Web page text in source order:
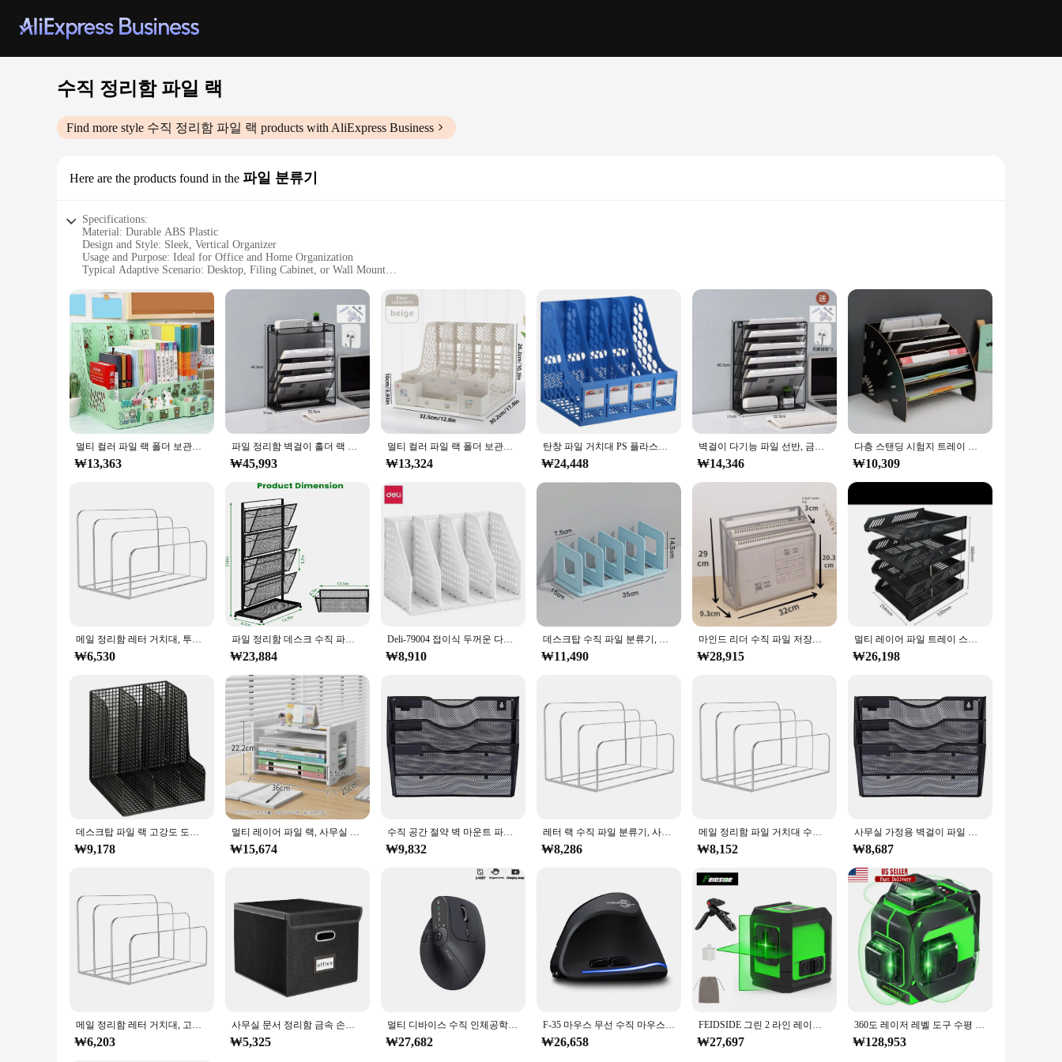
수직 정리함 파일 랙
Find more style 수직 정리함 파일 랙 products with AliExpress Business
Here are the products found in the 파일 분류기
Specifications:
Material: Durable ABS Plastic
Design and Style: Sleek, Vertical Organizer
Usage and Purpose: Ideal for Office and Home Organization
Typical Adaptive Scenario: Desktop, Filing Cabinet, or Wall Mount
Performance and Property: Sturdy and Easy to Assemble
Features:
|Wholesale|Vendors|
**Efficient Space Management**
The 수직 정리함 파일 랙 is a revolutionary addition to any workspace, designed to maximize efficiency and minimize clutter. Its vertical orientation allows for easy access to files, while the compact
size ensures it fits seamlessly on any desk or in any filing cabinet. Whether you're a busy professional or a home office enthusiast, this organizer is your go-to solution for keeping your documents and
files neatly sorted and within reach.
**Versatile and Adaptable**
Not just for office use, this 수직 정리함 파일 랙 is a versatile tool that can be mounted on walls or placed on desks, making it an adaptable addition to any environment. It's perfect for schools,
libraries, or even at home, where you can keep your files organized and easily accessible. Its sleek design complements any decor, making it a stylish addition to your workspace without compromising
on functionality.
Crafted from high-quality ABS plastic, this 수직 정리함 파일 랙 is built to last. It withstands daily use and can handle the weight of multiple files, ensuring your documents are secure and organized.
The easy-to-assemble design means you can set it up in minutes, allowing you to focus on your work without delay. With its sturdy construction and user-friendly features, this file rack is a reliable
choice for both personal and professional use.
멀티 컬러 파일 랙 폴더 보관함, 데스크탑 파일 박스, 다기능 파일 바구니, 다층 선반, 사무실 책꽂이
₩13,363
파일 정리함 벽걸이 홀더 랙 우편 폴더 잡지 사무실 서류 문서 정리기 메쉬 마운트 수직 철 망함
₩45,993
멀티 컬러 파일 랙 폴더 보관함, 데스크탑 파일 박스, 다기능 파일 바구니, 다층 선반, 사무실 책꽂이
₩13,324
탄창 파일 거치대 PS 플라스틱 수직 4 칸 데스크탑 파일북, 노트북 보관 랙, 책상 책장 폴더 정리함
₩24,448
벽걸이 다기능 파일 선반, 금속 5 층 폴더 보관함, 사무실 용품, 책꽂이 탄창 스탠드
₩14,346
다층 스탠딩 시험지 트레이 수직 오거나이저 파일 랙, A4 데이터 저장 랙, 학생 사무실 문구 바인더 폴더
₩10,309
메일 정리함 레터 거치대, 투명 수직 파일 분류기, 책상 정리함, 사무용품, 3 칸
₩6,530
파일 정리함 데스크 수직 파일 폴더 거치대, 스탠딩 메일 정리함, 카운터 탑 페이퍼, 사무실 책상 정리함 및 액세서리
₩23,884
Deli-79004 접이식 두꺼운 다층 파일 프레임, 데이터 파일 저장 상자 랙, 학생 선반, 사무실 용품 문구
₩8,910
데스크탑 수직 파일 분류기, 데스크탑 폴더 정리함, 4 섹션 플라스틱 책장, 조절 가능한 선반 파티션, 옷장 벽, 1PC
₩11,490
마인드 리더 수직 파일 저장소, 데스크탑 정리함, 작업 공간, 사무실, 금속 메쉬, 12.5 인치 L x 3.75 인치 W x 11.5 인치 H, 블랙
₩28,915
멀티 레이어 파일 트레이 스토리지 랙, 플라스틱 파일 스토리지 랙, 사무실 거치대
₩26,198
데스크탑 파일 랙 고강도 도금 표면, 다기능 홈 서플라이, 수직 파일 정리, 데스크 파일 정리
₩9,178
멀티 레이어 파일 랙, 사무실 용품, 완전한 파일 프레임 폴더 스토리지 랙, 데스크탑 파일
₩15,674
수직 공간 절약 벽 마운트 파일, 사무실 가정용 거치대 용량 문서 정리함, 강력한 내하중, 3 단
₩9,832
레터 랙 수직 파일 분류기, 사무용품, 3 칸이 있는 책상 정리함, 고강도 메일 거치대 레터
₩8,286
메일 정리함 파일 거치대 수직 파일 분류기 데스크 정리함, 사무용품, 3 칸, 고강도 메일 거치대
₩8,152
사무실 가정용 벽걸이 파일 관리자, 강력한 내하중 문서 정리함, 거치대 용량, 3 티어
₩8,687
메일 정리함 레터 거치대, 고강도 투명 수직 파일 분류기, 책상 정리함 사무용품, 3 칸
₩6,203
사무실 문서 정리함 금속 손잡이, 법정 글자 크기, 뚜껑이 달린 접이식 파일 상자, 사무실용 접이식 파일 보관함
₩5,325
멀티 디바이스 수직 인체공학 마우스, PC 태블릿용 충전식 2.4G 블루투스 무선 마우스, 기능 조정
₩27,682
F-35 마우스 무선 수직 마우스 인체 공학적 충전식 2400 이동 속도 Mac 노트북 PC 용 옵션 휴대용 게임용 마우스
₩26,658
FEIDSIDE 그린 2 라인 레이저 레벨러, 수평 및 수직 셀프 레벨링, 건물 및 가정용 DIY
₩27,697
360도 레이저 레벨 도구 수평 수직 라인 클래스 II 안전 레벨
₩128,953